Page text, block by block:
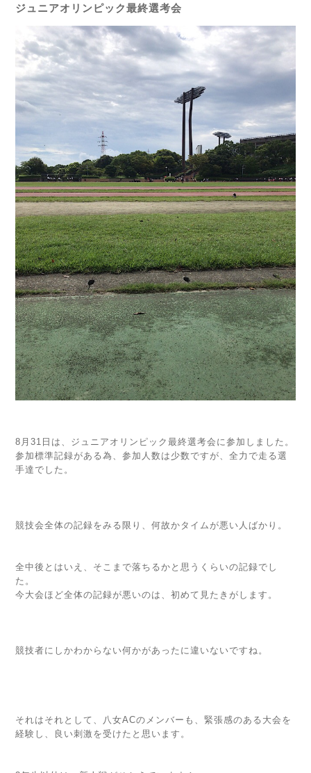
ジュニアオリンピック最終選考会
8月31日は、ジュニアオリンピック最終選考会に参加しました。
参加標準記録がある為、参加人数は少数ですが、全力で走る選
手達でした。
競技会全体の記録をみる限り、何故かタイムが悪い人ばかり。
全中後とはいえ、そこまで落ちるかと思うくらいの記録でし
た。
今大会ほど全体の記録が悪いのは、初めて見たきがします。
競技者にしかわからない何かがあったに違いないですね。
それはそれとして、八女ACのメンバーも、緊張感のある大会を
経験し、良い刺激を受けたと思います。